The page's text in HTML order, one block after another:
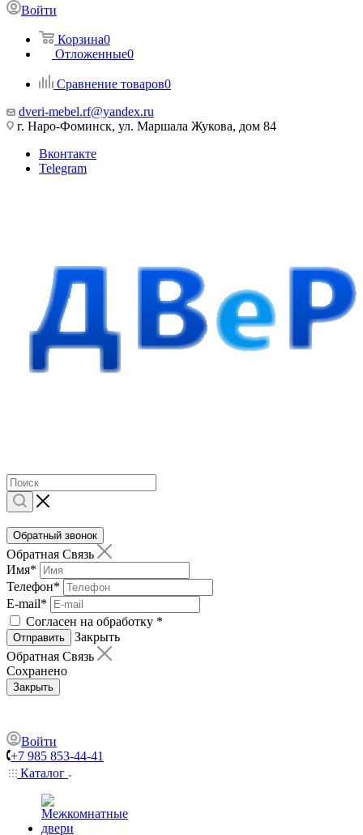
Войти
Корзина0
Отложенные0
Сравнение товаров0
dveri-mebel.rf@yandex.ru
г. Наро-Фоминск, ул. Маршала Жукова, дом 84
Вконтакте
Telegram
Обратный звонок
Обратная Связь
Имя*
Телефон*
E-mail*
Согласен на обработку *
Отправить
Закрыть
Обратная Связь
Сохранено
Закрыть
Войти
+7 985 853-44-41
Каталог